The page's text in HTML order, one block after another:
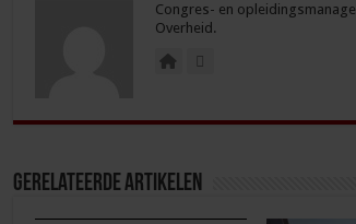
Congres- en
Overheid.
Gerelateerde Artikelen